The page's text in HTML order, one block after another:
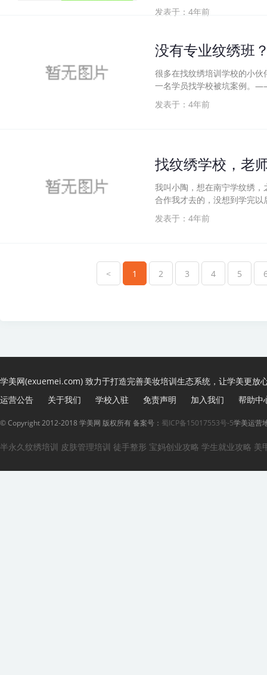
发表于：4年前
没有专业纹绣班
很多在找纹绣培训学校的小
一名学员找学校被坑案例。
发表于：4年前
找纹绣学校，老
我叫小陶，想在南宁学纹绣
合作我才去的，没想到学完以
发表于：4年前
< 1 2 3 4 5
学美网(exuemei.com) 致力于打造完善美妆培训生态系统，让学美更放
运营公告
关于我们 学校入驻 免责声明 加入我们 帮助中
© Copyright 2012-2018 学美网 版权所有 备案号： 蜀ICP备15017553号-5学美运营
半永久纹绣培训 皮肤管理培训 徒手整形 宝妈创业攻略 学生就业攻略 美